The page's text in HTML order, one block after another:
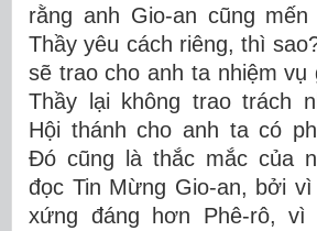
rằng anh Gio-an cũng
Thầy yêu cách riêng, thì
sẽ trao cho anh ta nhiệm vụ
Thầy lại không trao trách
Hội thánh cho anh ta có
Đó cũng là thắc mắc của
đọc Tin Mừng Gio-an, bởi
xứng đáng hơn Phê-rô, vì